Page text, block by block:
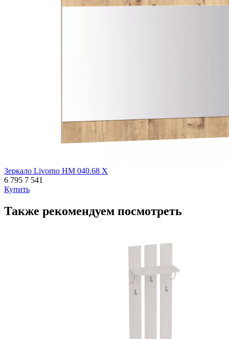
Зеркало Livorno НМ 040.68 Х
6 795 7 541
Купить
Также рекомендуем посмотреть